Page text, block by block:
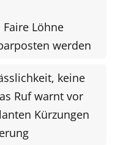
Löhne
werden
keine
Ruf warnt vor
Kürzungen